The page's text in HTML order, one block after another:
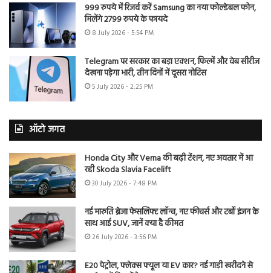
999 रुपये में रिजर्व करें Samsung का नया फोल्डेबल फोन,
मिलेंगे 2799 रुपये के फायदे
8 July 2026 - 5:54 PM
Telegram पर सरकार का बड़ा एक्शन, फिल्में और वेब सीरीज
देखना पड़ेगा भारी, तीन दिनों में दूसरा नोटिस
5 July 2026 - 2:25 PM
ऑटो जगत
Honda City और Verna की बढ़ी टेंशन, नए अवतार में आ
रही Skoda Slavia Facelift
30 July 2026 - 7:48 PM
नई मारुति ब्रेजा फेसलिफ्ट लॉन्च, नए फीचर्स और टर्बो इंजन के
साथ आई SUV, जानें क्या है कीमत
26 July 2026 - 3:56 PM
E20 पेट्रोल, फ्लेक्स फ्यूल या EV कार? नई गाड़ी खरीदने से